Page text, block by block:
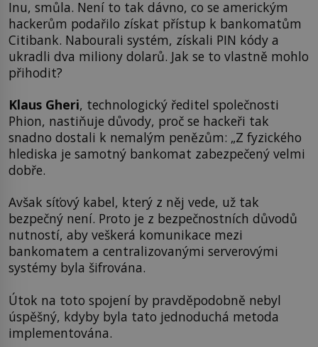
Inu, smůla. Není to tak dávno, co se americkým
hackerům podařilo získat přístup k bankomatům
Citibank. Nabourali systém, získali PIN kódy a
ukradli dva miliony dolarů. Jak se to vlastně mohlo
přihodit?
Klaus Gheri, technologický ředitel společnosti
Phion, nastiňuje důvody, proč se hackeři tak
snadno dostali k nemalým penězům: „Z fyzického
hlediska je samotný bankomat zabezpečený velmi
dobře.
Avšak síťový kabel, který z něj vede, už tak
bezpečný není. Proto je z bezpečnostních důvodů
nutností, aby veškerá komunikace mezi
bankomatem a centralizovanými serverovými
systémy byla šifrována.
Útok na toto spojení by pravděpodobně nebyl
úspěšný, kdyby byla tato jednoduchá metoda
implementována.